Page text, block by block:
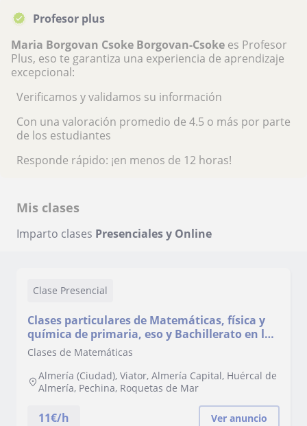
Profesor plus
Maria Borgovan Csoke Borgovan-Csoke es Profesor
Plus, eso te garantiza una experiencia de aprendizaje
excepcional:
Verificamos y validamos su información
Con una valoración promedio de 4.5 o más por parte
de los estudiantes
Responde rápido: ¡en menos de 12 horas!
Mis clases
Imparto clases Presenciales y Online
Clase Presencial
Clases particulares de Matemáticas, física y
química de primaria, eso y Bachillerato en la
casa del alumno u online
Clases de Matemáticas
Almería (Ciudad), Viator, Almería Capital, Huércal de
Almería, Pechina, Roquetas de Mar
11€/h Ver anuncio